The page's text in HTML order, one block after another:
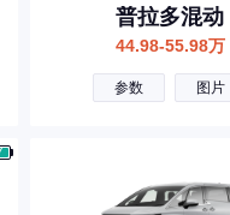
普拉多混动
44.98-55.98万
参数 图片